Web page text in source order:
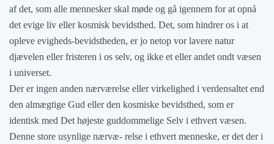
af det, som alle mennesker skal møde og gå igennem for at opnå
det evige liv eller kosmisk bevidsthed. Det, som hindrer os i at
opleve evigheds-bevidstheden, er jo netop vor lavere natur
djævelen eller fristeren i os selv, og ikke et eller andet ondt væsen
i universet.
Der er ingen anden nærværelse eller virkelighed i verdensaltet end
den almægtige Gud eller den kosmiske bevidsthed, som er
identisk med Det højeste guddommelige Selv i ethvert væsen.
Denne store usynlige nærvæ- relse i ethvert menneske, er det der i